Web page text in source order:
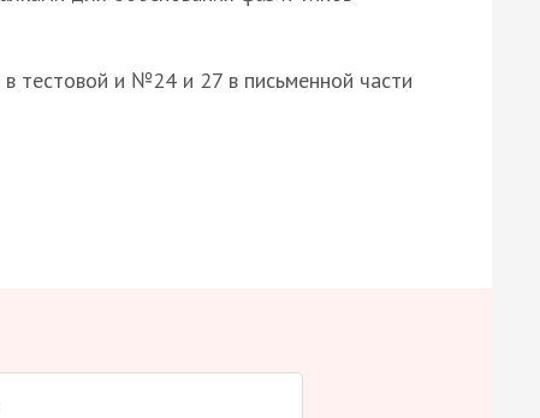
тестовой и №24 и 27 в письменной части